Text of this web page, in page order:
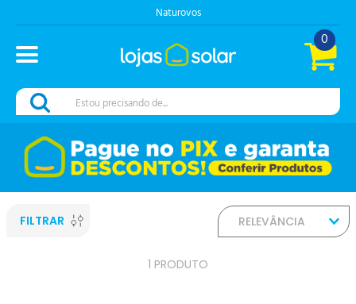
Naturovos
0
Estou precisando de...
FILTRAR RELEVÂNCIA
1 PRODUTO